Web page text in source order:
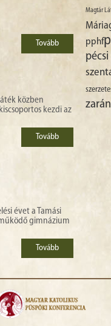
Tovább
közben
kezdi az
Tovább
évet a Tamási
gimnázium
Tovább
Magtár
pphf